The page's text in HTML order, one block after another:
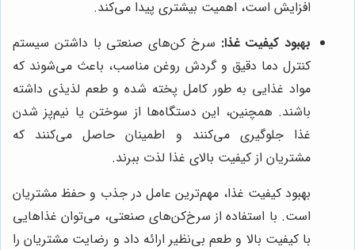
افزایش است، اهمیت بیشتری پیدا می‌کند.
بهبود کیفیت غذا: سرخ کن‌های صنعتی با داشتن سیستم
کنترل دما دقیق و گردش روغن مناسب، باعث می‌شوند که
مواد غذایی به طور کامل پخته شده و طعم لذیذی داشته
باشند. همچنین، این دستگاه‌ها از سوختن یا نیم‌پز شدن
غذا جلوگیری می‌کنند و اطمینان حاصل می‌کنند که
مشتریان از کیفیت بالای غذا لذت ببرند.
بهبود کیفیت غذا، مهم‌ترین عامل در جذب و حفظ مشتریان
است. با استفاده از سرخ‌کن‌های صنعتی، می‌توان غذاهایی
با کیفیت بالا و طعم بی‌نظیر ارائه داد و رضایت مشتریان را